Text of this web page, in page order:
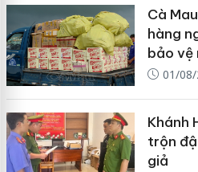
Cà
hàng
bảo vệ
01/
Khánh
trộn
giả